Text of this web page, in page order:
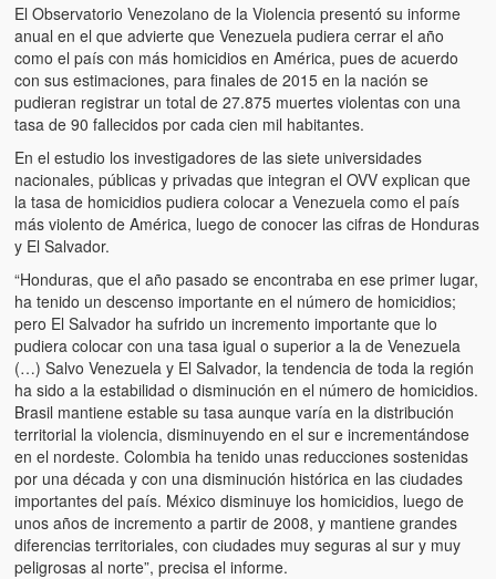
El Observatorio Venezolano de la Violencia presentó su informe
anual en el que advierte que Venezuela pudiera cerrar el año
como el país con más homicidios en América, pues de acuerdo
con sus estimaciones, para finales de 2015 en la nación se
pudieran registrar un total de 27.875 muertes violentas con una
tasa de 90 fallecidos por cada cien mil habitantes.
En el estudio los investigadores de las siete universidades
nacionales, públicas y privadas que integran el OVV explican que
la tasa de homicidios pudiera colocar a Venezuela como el país
más violento de América, luego de conocer las cifras de Honduras
y El Salvador.
“Honduras, que el año pasado se encontraba en ese primer lugar,
ha tenido un descenso importante en el número de homicidios;
pero El Salvador ha sufrido un incremento importante que lo
pudiera colocar con una tasa igual o superior a la de Venezuela
(…) Salvo Venezuela y El Salvador, la tendencia de toda la región
ha sido a la estabilidad o disminución en el número de homicidios.
Brasil mantiene estable su tasa aunque varía en la distribución
territorial la violencia, disminuyendo en el sur e incrementándose
en el nordeste. Colombia ha tenido unas reducciones sostenidas
por una década y con una disminución histórica en las ciudades
importantes del país. México disminuye los homicidios, luego de
unos años de incremento a partir de 2008, y mantiene grandes
diferencias territoriales, con ciudades muy seguras al sur y muy
peligrosas al norte”, precisa el informe.